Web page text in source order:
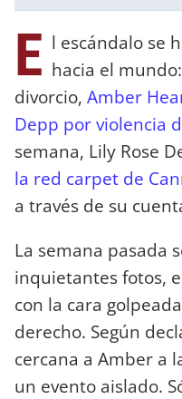
E l escándalo se
hacia el
divorcio, Amber
Depp por violencia
semana, Lily Rose
la red carpet de
a través de su
La semana pasada
inquietantes fotos,
con la cara
derecho. Según
cercana a Amber a
un evento aislado.